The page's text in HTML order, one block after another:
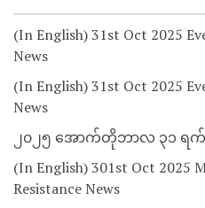
(In English) 31st Oct 2025
News
(In English) 31st Oct 2025
News
၂၀၂၅ အောက်တိုဘာလ ၃၁ ရ
(In English) 301st Oct 2025
Resistance News